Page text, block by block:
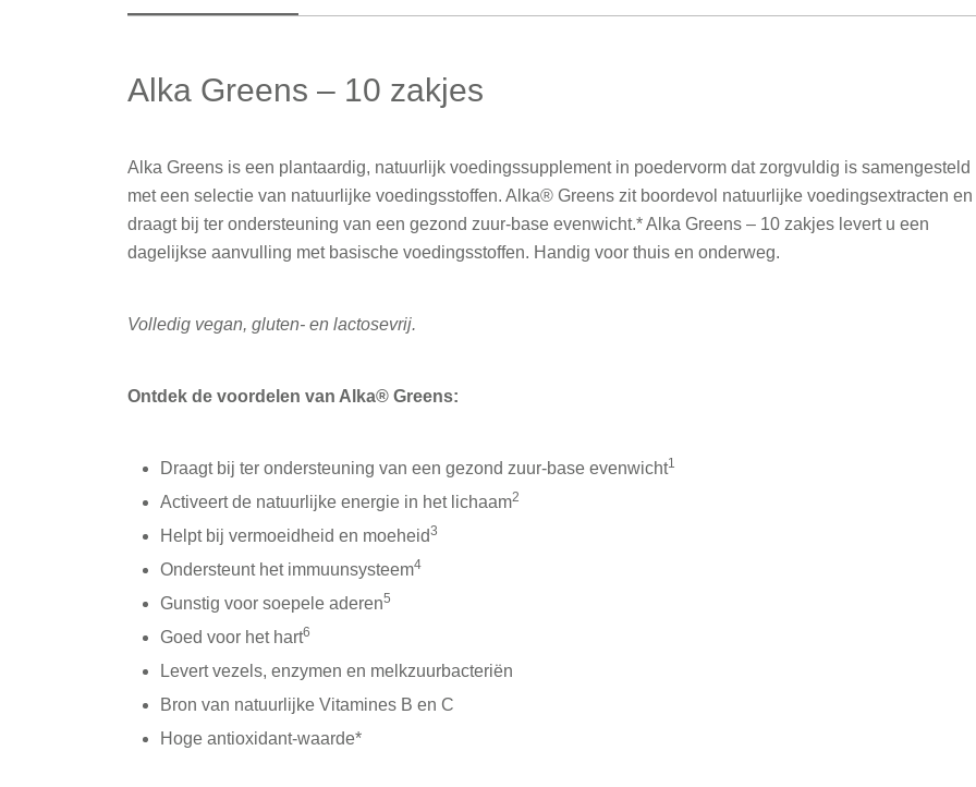
Alka Greens – 10 zakjes
Alka Greens is een plantaardig, natuurlijk voedingssupplement in poedervorm dat zorgvuldig is samengesteld
met een selectie van natuurlijke voedingsstoffen. Alka® Greens zit boordevol natuurlijke voedingsextracten en
draagt bij ter ondersteuning van een gezond zuur-base evenwicht.* Alka Greens – 10 zakjes levert u een
dagelijkse aanvulling met basische voedingsstoffen. Handig voor thuis en onderweg.
Volledig vegan, gluten- en lactosevrij.
Ontdek de voordelen van Alka® Greens:
Draagt bij ter ondersteuning van een gezond zuur-base evenwicht1
Activeert de natuurlijke energie in het lichaam2
Helpt bij vermoeidheid en moeheid3
Ondersteunt het immuunsysteem4
Gunstig voor soepele aderen5
Goed voor het hart6
Levert vezels, enzymen en melkzuurbacteriën
Bron van natuurlijke Vitamines B en C
Hoge antioxidant-waarde*